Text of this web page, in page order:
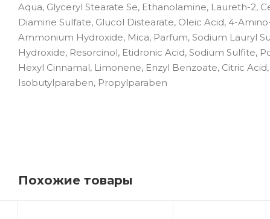
Aqua, Glyceryl Stearate Se, Ethanolamine, Laureth-2,
Diamine Sulfate, Glucol Distearate, Oleic Acid, 4-
Ammonium Hydroxide, Mica, Parfum, Sodium Lauryl
Hydroxide, Resorcinol, Etidronic Acid, Sodium Sulfite,
Hexyl Cinnamal, Limonene, Enzyl Benzoate, Citric
Isobutylparaben, Propylparaben
Похожие товары